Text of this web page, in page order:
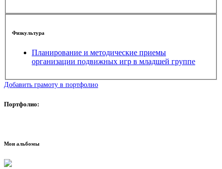
Физкультура
Планирование и методические приемы
организации подвижных игр в младшей группе
Добавить грамоту в портфолио
Портфолио:
Мои альбомы